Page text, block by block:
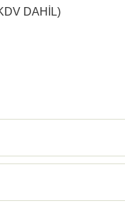
DAHİL)